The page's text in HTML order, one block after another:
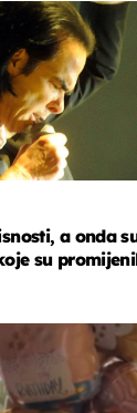
a onda
su